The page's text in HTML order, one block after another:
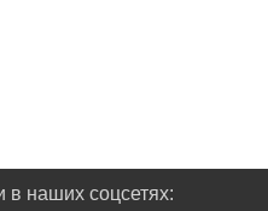
наших соцсетях: